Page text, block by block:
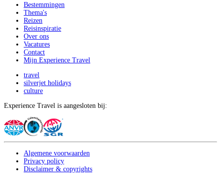
Bestemmingen
Thema's
Reizen
Reisinspiratie
Over ons
Vacatures
Contact
Mijn Experience Travel
travel
silverjet holidays
culture
Experience Travel is aangesloten bij:
Algemene voorwaarden
Privacy policy
Disclaimer & copyrights